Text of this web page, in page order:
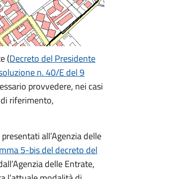
(Decreto del Presidente
n. 40/E del 9
provvedere, nei casi
riferimento,
all’Agenzia delle
5-bis del decreto del
delle Entrate,